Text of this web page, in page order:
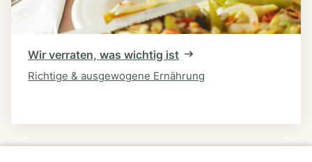
Wir verraten, was wichtig ist
Richtige & ausgewogene Ernährung